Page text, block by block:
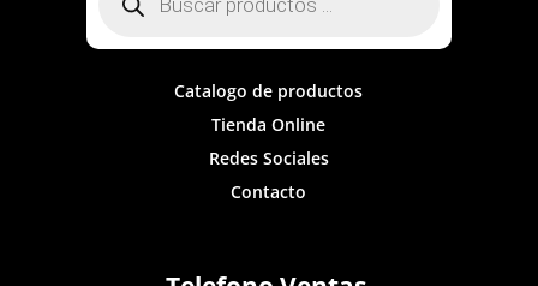
productos
Catalogo de productos
Tienda Online
Redes Sociales
Contacto